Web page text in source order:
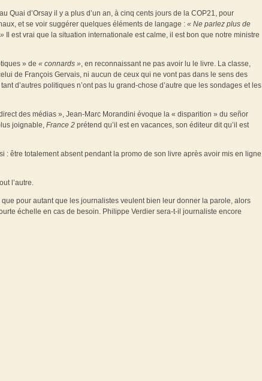
Quai d’Orsay il y a plus d’un an, à cinq cents jours de la COP21, pour
et se voir suggérer quelques éléments de langage : « Ne parlez plus de
Il est vrai que la situation internationale est calme, il est bon que notre ministre
» de « connards », en reconnaissant ne pas avoir lu le livre. La classe,
de François Gervais, ni aucun de ceux qui ne vont pas dans le sens des
d’autres politiques n’ont pas lu grand-chose d’autre que les sondages et les
des médias », Jean-Marc Morandini évoque la « disparition » du señor
joignable, France 2 prétend qu’il est en vacances, son éditeur dit qu’il est
: être totalement absent pendant la promo de son livre après avoir mis en ligne
l’autre.
pour autant que les journalistes veulent bien leur donner la parole, alors
échelle en cas de besoin. Philippe Verdier sera-t-il journaliste encore